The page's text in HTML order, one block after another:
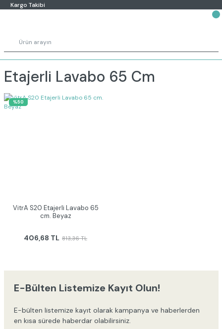
Kargo Takibi
Etajerli Lavabo 65 Cm
%50
VitrA S20 Etajerli Lavabo 65
cm. Beyaz
406,68 TL 813,36 TL
E-Bülten Listemize Kayıt Olun!
E-bülten listemize kayıt olarak kampanya ve haberlerden
en kısa sürede haberdar olabilirsiniz.